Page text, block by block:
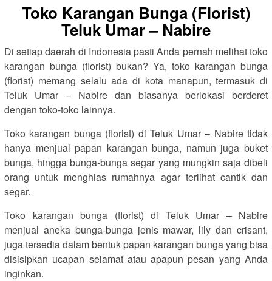
Toko Karangan Bunga (Florist)
Teluk Umar – Nabire
Di setiap daerah di Indonesia pasti Anda pernah melihat toko
karangan bunga (florist) bukan? Ya, toko karangan bunga
(florist) memang selalu ada di kota manapun, termasuk di
Teluk Umar – Nabire dan biasanya berlokasi berderet
dengan toko-toko lainnya.
Toko karangan bunga (florist) di Teluk Umar – Nabire tidak
hanya menjual papan karangan bunga, namun juga buket
bunga, hingga bunga-bunga segar yang mungkin saja dibeli
orang untuk menghias rumahnya agar terlihat cantik dan
segar.
Toko karangan bunga (florist) di Teluk Umar – Nabire
menjual aneka bunga-bunga jenis mawar, lily dan crisant,
juga tersedia dalam bentuk papan karangan bunga yang bisa
disisipkan ucapan selamat atau apapun pesan yang Anda
inginkan.